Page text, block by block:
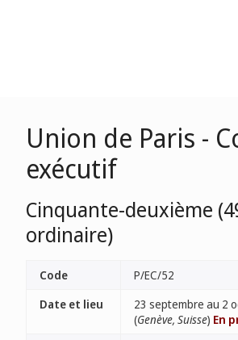
Union de Paris -
exécutif
Cinquante-deuxième
ordinaire)
Code
P/EC/52
Date et lieu
23 septembre au 2
(Genève, Suisse) En